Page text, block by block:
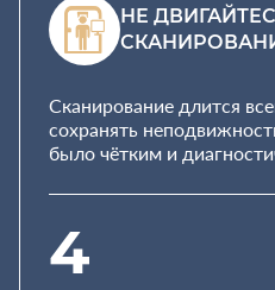
НЕ
Сканирование длится
сохранять
было чётким и
4